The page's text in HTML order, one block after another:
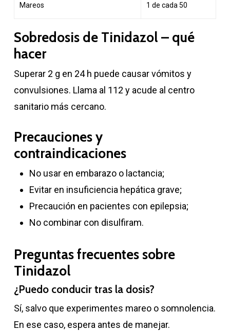
Mareos 1 de cada 50
Sobredosis de Tinidazol – qué
hacer
Superar 2 g en 24 h puede causar vómitos y
convulsiones. Llama al 112 y acude al centro
sanitario más cercano.
Precauciones y
contraindicaciones
No usar en embarazo o lactancia;
Evitar en insuficiencia hepática grave;
Precaución en pacientes con epilepsia;
No combinar con disulfiram.
Preguntas frecuentes sobre
Tinidazol
¿Puedo conducir tras la dosis?
Sí, salvo que experimentes mareo o somnolencia.
En ese caso, espera antes de manejar.